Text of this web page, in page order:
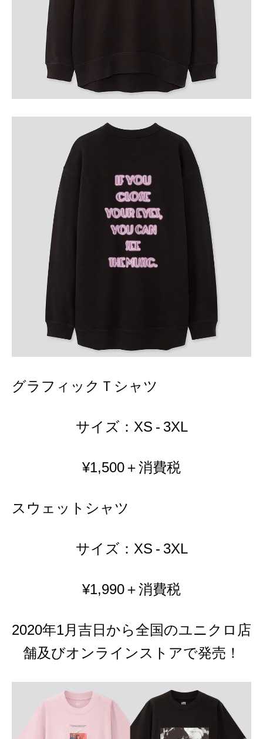
グラフィックＴシャツ
サイズ：XS - 3XL
¥1,500＋消費税
スウェットシャツ
サイズ：XS - 3XL
¥1,990＋消費税
2020年1月吉日から全国のユニクロ店
舗及びオンラインストアで発売！